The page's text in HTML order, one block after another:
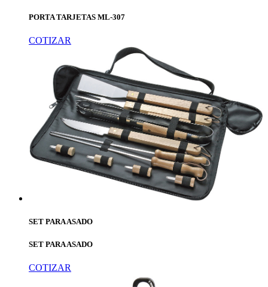
PORTA TARJETAS ML-307
COTIZAR
SET PARA ASADO
SET PARA ASADO
COTIZAR